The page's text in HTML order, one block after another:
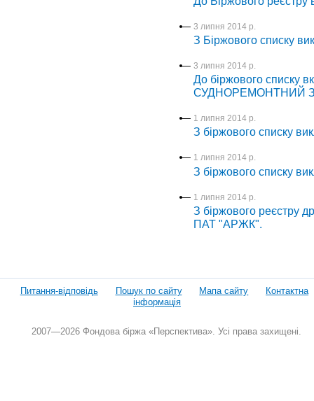
3 липня 2014 р.
З Біржового списку
3 липня 2014 р.
До біржового списку
СУДНОРЕМОНТНИЙ
1 липня 2014 р.
З біржового списку
1 липня 2014 р.
З біржового списку
1 липня 2014 р.
З біржового реєстру
ПАТ "АРЖК".
Питання-відповідь Пошук по сайту Мапа сайту
Контактна
інформація
2007—2026 Фондова біржа «Перспектива». Усі права захищені.